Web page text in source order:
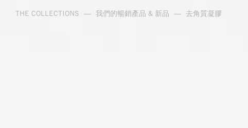
THE COLLECTIONS — 我們的暢銷產品 & 新品 — 去角質凝膠